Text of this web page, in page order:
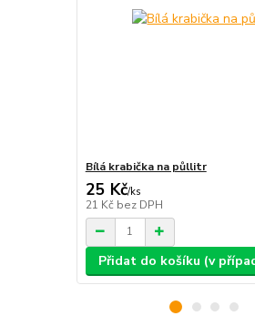
Bílá krabička na půllitr
25 Kč/ks
21 Kč bez DPH
Přidat do košíku (v